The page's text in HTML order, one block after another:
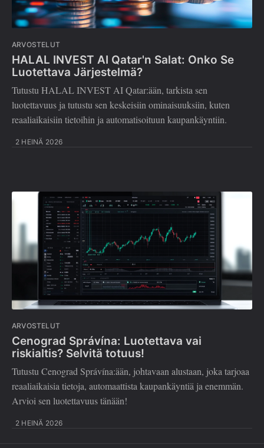
ARVOSTELUT
HALAL INVEST AI Qatar'n Salat: Onko Se
Luotettava Järjestelmä?
Tutustu HALAL INVEST AI Qatar:ään, tarkista sen
luotettavuus ja tutustu sen keskeisiin ominaisuuksiin, kuten
reaaliaikaisiin tietoihin ja automatisoituun kaupankäyntiin.
2 HEINÄ 2026
ARVOSTELUT
Cenograd Správína: Luotettava vai
riskialtis? Selvitä totuus!
Tutustu Cenograd Správína:ään, johtavaan alustaan, joka tarjoaa
reaaliaikaisia tietoja, automaattista kaupankäyntiä ja enemmän.
Arvioi sen luotettavuus tänään!
2 HEINÄ 2026